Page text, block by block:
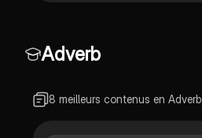
Adverb
8 meilleurs contenus en Adverb